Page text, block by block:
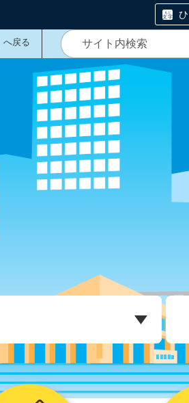
へ戻る